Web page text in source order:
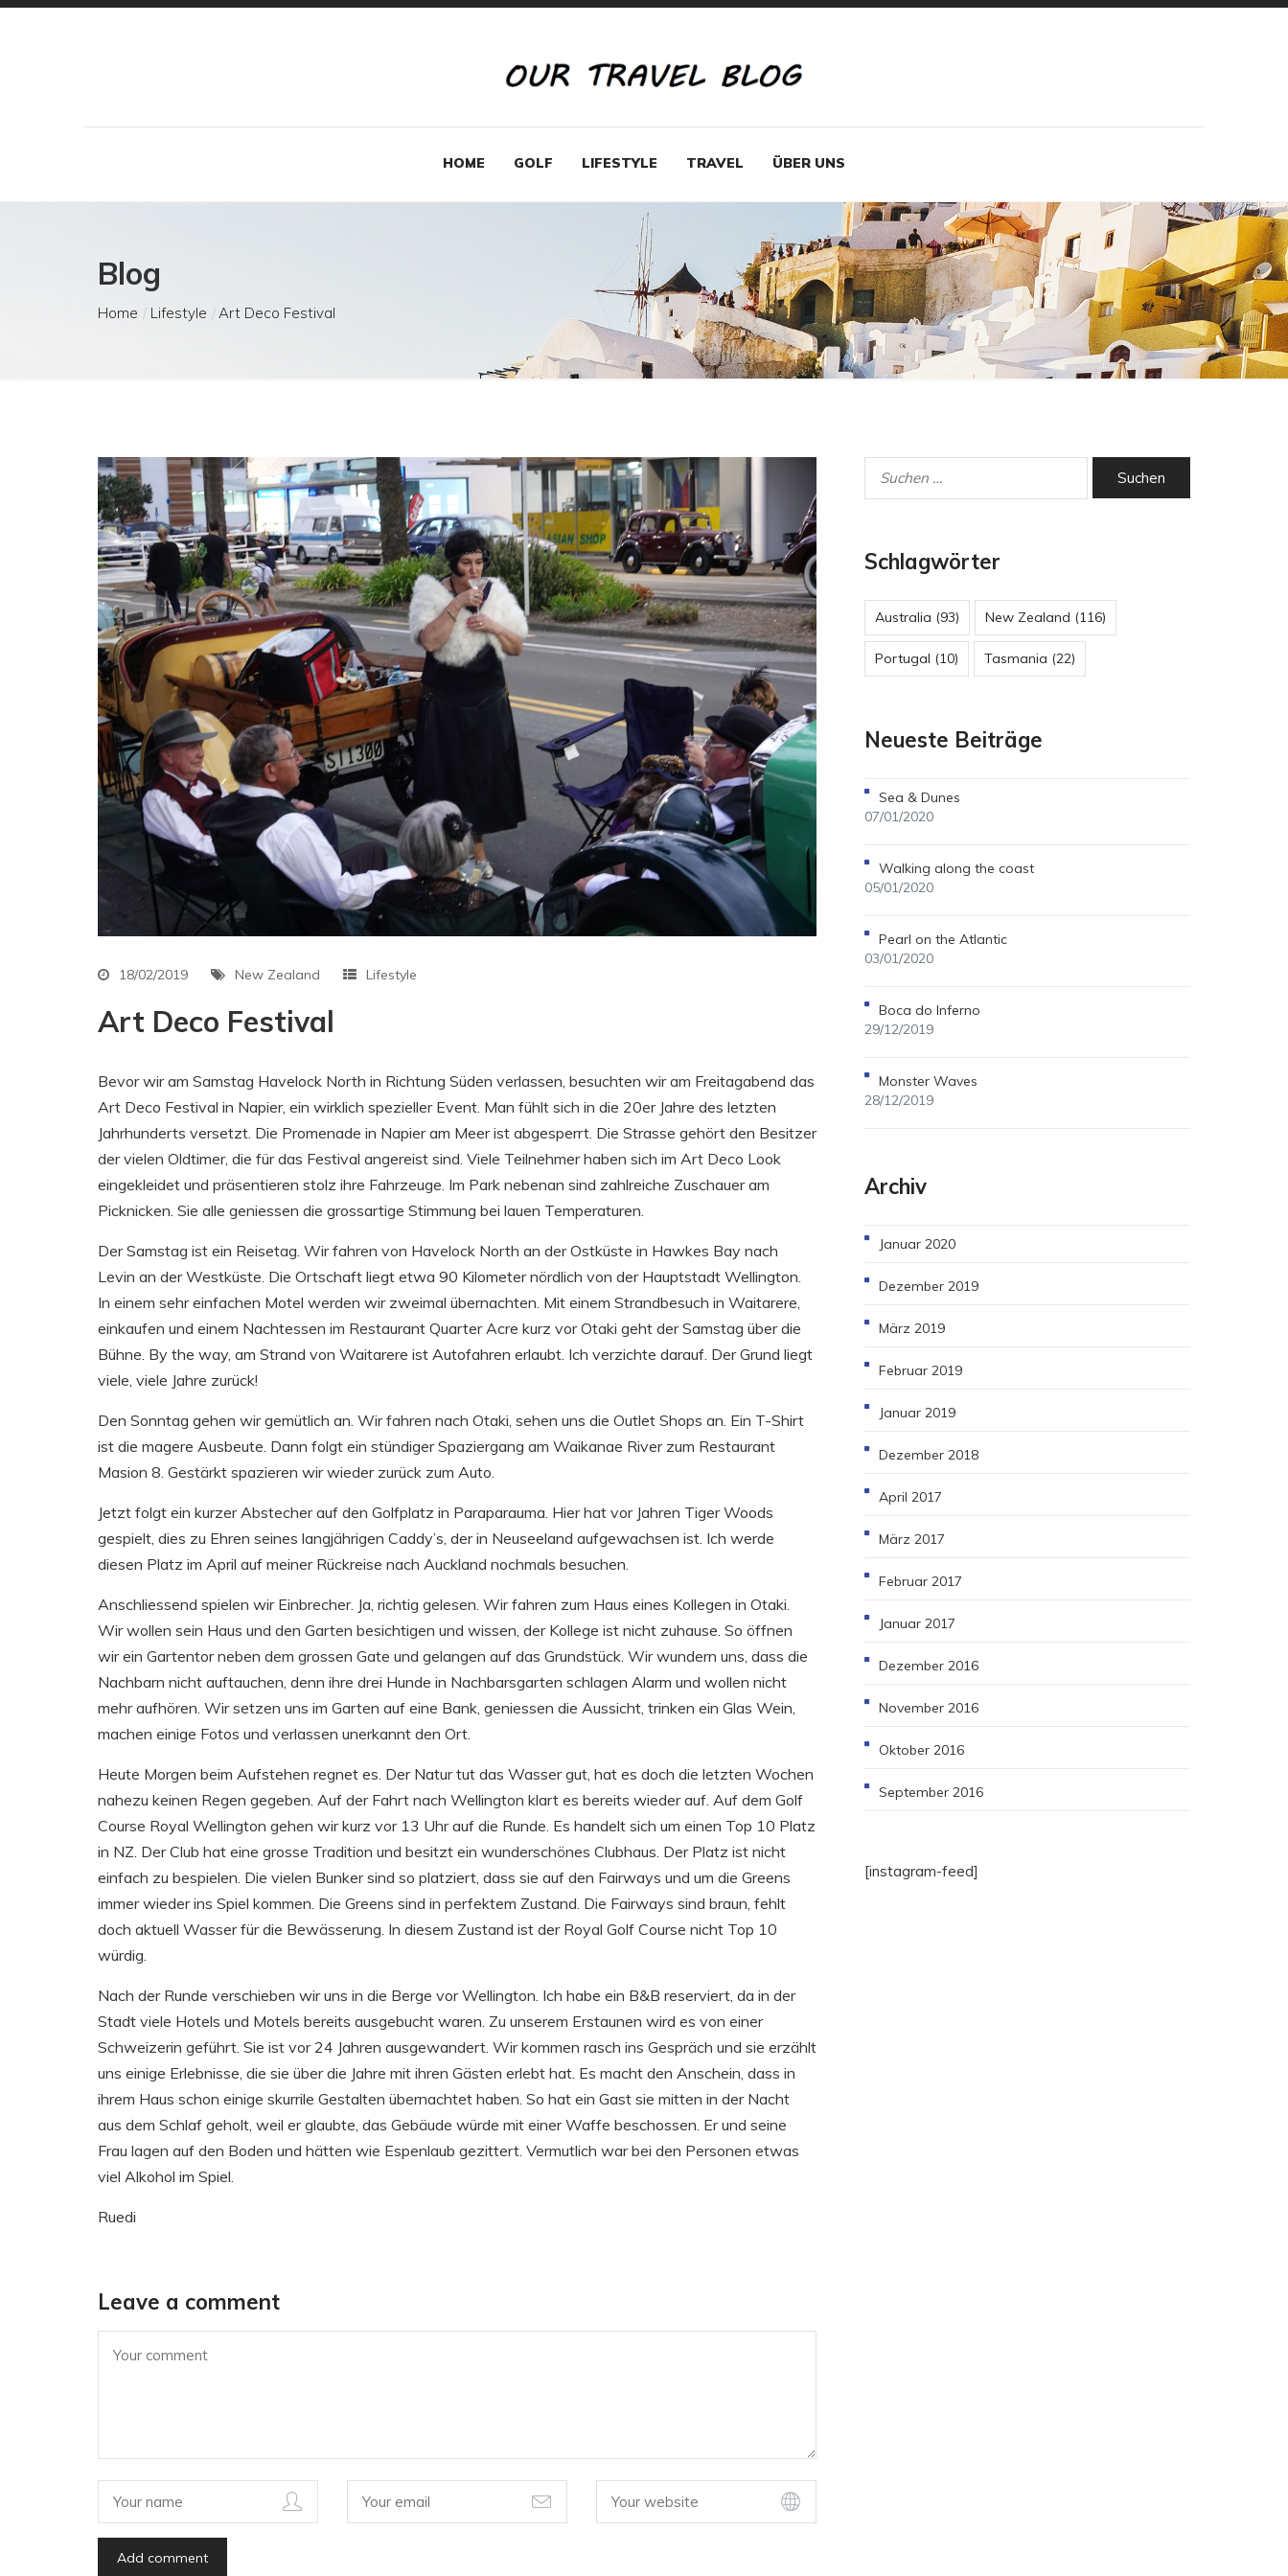
HOME GOLF LIFESTYLE TRAVEL ÜBER UNS
Blog
Home Lifestyle Art Deco Festival
18/02/2019 New Zealand Lifestyle
Art Deco Festival
Bevor wir am Samstag Havelock North in Richtung Süden verlassen, besuchten wir am Freitagabend das
Art Deco Festival in Napier, ein wirklich spezieller Event. Man fühlt sich in die 20er Jahre des letzten
Jahrhunderts versetzt. Die Promenade in Napier am Meer ist abgesperrt. Die Strasse gehört den Besitzer
der vielen Oldtimer, die für das Festival angereist sind. Viele Teilnehmer haben sich im Art Deco Look
eingekleidet und präsentieren stolz ihre Fahrzeuge. Im Park nebenan sind zahlreiche Zuschauer am
Picknicken. Sie alle geniessen die grossartige Stimmung bei lauen Temperaturen.
Der Samstag ist ein Reisetag. Wir fahren von Havelock North an der Ostküste in Hawkes Bay nach
Levin an der Westküste. Die Ortschaft liegt etwa 90 Kilometer nördlich von der Hauptstadt Wellington.
In einem sehr einfachen Motel werden wir zweimal übernachten. Mit einem Strandbesuch in Waitarere,
einkaufen und einem Nachtessen im Restaurant Quarter Acre kurz vor Otaki geht der Samstag über die
Bühne. By the way, am Strand von Waitarere ist Autofahren erlaubt. Ich verzichte darauf. Der Grund liegt
viele, viele Jahre zurück!
Den Sonntag gehen wir gemütlich an. Wir fahren nach Otaki, sehen uns die Outlet Shops an. Ein T-Shirt
ist die magere Ausbeute. Dann folgt ein stündiger Spaziergang am Waikanae River zum Restaurant
Masion 8. Gestärkt spazieren wir wieder zurück zum Auto.
Jetzt folgt ein kurzer Abstecher auf den Golfplatz in Paraparauma. Hier hat vor Jahren Tiger Woods
gespielt, dies zu Ehren seines langjährigen Caddy’s, der in Neuseeland aufgewachsen ist. Ich werde
diesen Platz im April auf meiner Rückreise nach Auckland nochmals besuchen.
Anschliessend spielen wir Einbrecher. Ja, richtig gelesen. Wir fahren zum Haus eines Kollegen in Otaki.
Wir wollen sein Haus und den Garten besichtigen und wissen, der Kollege ist nicht zuhause. So öffnen
wir ein Gartentor neben dem grossen Gate und gelangen auf das Grundstück. Wir wundern uns, dass die
Nachbarn nicht auftauchen, denn ihre drei Hunde in Nachbarsgarten schlagen Alarm und wollen nicht
mehr aufhören. Wir setzen uns im Garten auf eine Bank, geniessen die Aussicht, trinken ein Glas Wein,
machen einige Fotos und verlassen unerkannt den Ort.
Heute Morgen beim Aufstehen regnet es. Der Natur tut das Wasser gut, hat es doch die letzten Wochen
nahezu keinen Regen gegeben. Auf der Fahrt nach Wellington klart es bereits wieder auf. Auf dem Golf
Course Royal Wellington gehen wir kurz vor 13 Uhr auf die Runde. Es handelt sich um einen Top 10 Platz
in NZ. Der Club hat eine grosse Tradition und besitzt ein wunderschönes Clubhaus. Der Platz ist nicht
einfach zu bespielen. Die vielen Bunker sind so platziert, dass sie auf den Fairways und um die Greens
immer wieder ins Spiel kommen. Die Greens sind in perfektem Zustand. Die Fairways sind braun, fehlt
doch aktuell Wasser für die Bewässerung. In diesem Zustand ist der Royal Golf Course nicht Top 10
würdig.
Nach der Runde verschieben wir uns in die Berge vor Wellington. Ich habe ein B&B reserviert, da in der
Stadt viele Hotels und Motels bereits ausgebucht waren. Zu unserem Erstaunen wird es von einer
Schweizerin geführt. Sie ist vor 24 Jahren ausgewandert. Wir kommen rasch ins Gespräch und sie erzählt
uns einige Erlebnisse, die sie über die Jahre mit ihren Gästen erlebt hat. Es macht den Anschein, dass in
ihrem Haus schon einige skurrile Gestalten übernachtet haben. So hat ein Gast sie mitten in der Nacht
aus dem Schlaf geholt, weil er glaubte, das Gebäude würde mit einer Waffe beschossen. Er und seine
Frau lagen auf den Boden und hätten wie Espenlaub gezittert. Vermutlich war bei den Personen etwas
viel Alkohol im Spiel.
Ruedi
Leave a comment
Schlagwörter
Australia (93) New Zealand (116)
Portugal (10) Tasmania (22)
Neueste Beiträge
Sea & Dunes
07/01/2020
Walking along the coast
05/01/2020
Pearl on the Atlantic
03/01/2020
Boca do Inferno
29/12/2019
Monster Waves
28/12/2019
Archiv
Januar 2020
Dezember 2019
März 2019
Februar 2019
Januar 2019
Dezember 2018
April 2017
März 2017
Februar 2017
Januar 2017
Dezember 2016
November 2016
Oktober 2016
September 2016
[instagram-feed]